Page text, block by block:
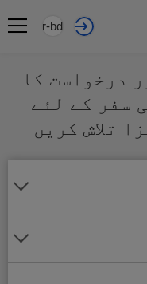
ur-bd
درخواست کا
سفر کے لئے
تلاش کریں